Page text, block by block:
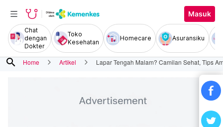
Masuk
Chat
dengan
Dokter
Toko
Kesehatan
Homecare Asuransiku
search Home Artikel Lapar Tengah Malam? Camilan Sehat, Tips